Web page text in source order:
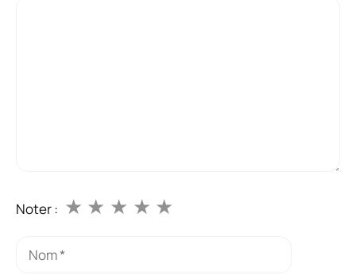
Noter : ★
★
★
★
★
Nom